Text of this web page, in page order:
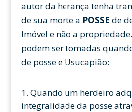
autor da herança tenha
de sua morte a POSSE de
Imóvel e não a
podem ser tomadas
de posse e Usucapião:
Quando um herdeiro
integralidade da posse